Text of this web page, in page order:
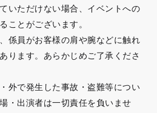
いただけない場合、イベントへの
ことがございます。
係員がお客様の肩や腕などに触れ
ります。あらかじめご了承くださ
外で発生した事故・盗難等につい
・出演者は一切責任を負いませ